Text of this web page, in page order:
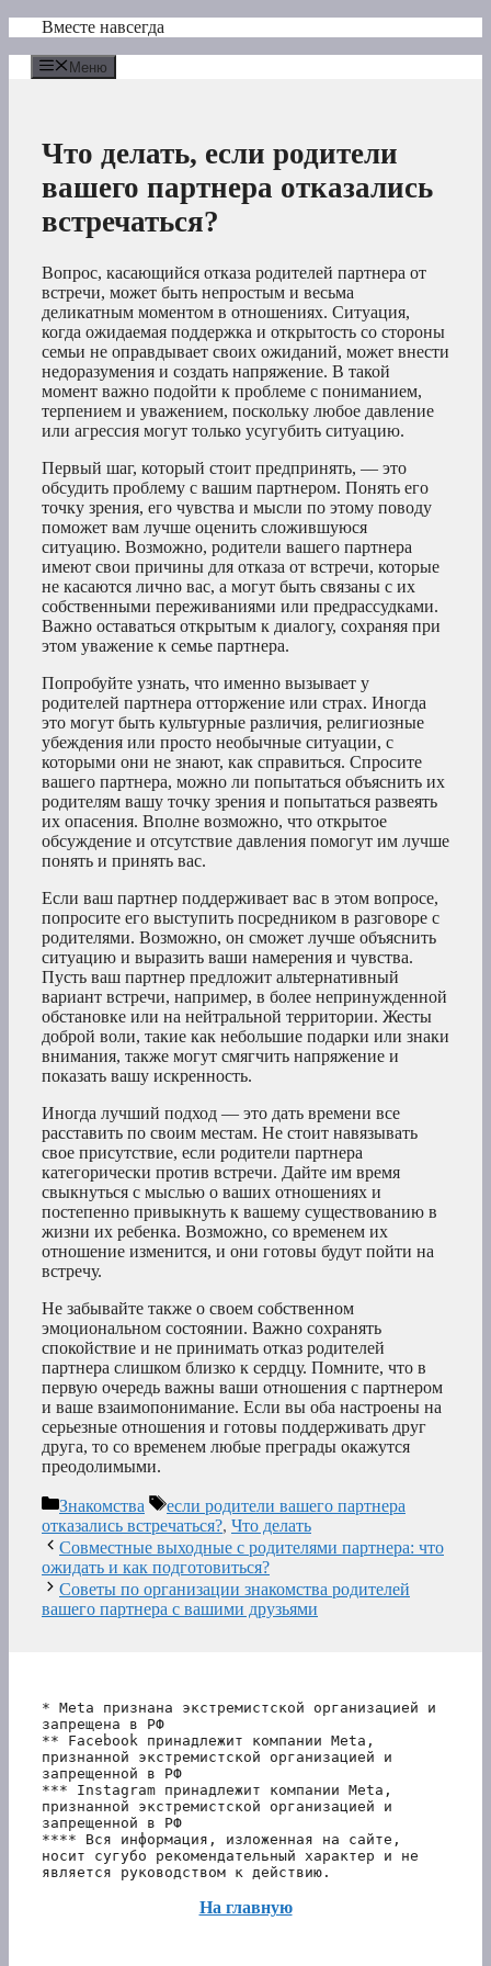
Перейти
содержимому
Вместе навсегда
Меню
Что делать, если родители
вашего партнера отказались
встречаться?
Вопрос, касающийся отказа родителей партнера от
встречи, может быть непростым и весьма
деликатным моментом в отношениях. Ситуация,
когда ожидаемая поддержка и открытость со стороны
семьи не оправдывает своих ожиданий, может внести
недоразумения и создать напряжение. В такой
момент важно подойти к проблеме с пониманием,
терпением и уважением, поскольку любое давление
или агрессия могут только усугубить ситуацию.
Первый шаг, который стоит предпринять, — это
обсудить проблему с вашим партнером. Понять его
точку зрения, его чувства и мысли по этому поводу
поможет вам лучше оценить сложившуюся
ситуацию. Возможно, родители вашего партнера
имеют свои причины для отказа от встречи, которые
не касаются лично вас, а могут быть связаны с их
собственными переживаниями или предрассудками.
Важно оставаться открытым к диалогу, сохраняя при
этом уважение к семье партнера.
Попробуйте узнать, что именно вызывает у
родителей партнера отторжение или страх. Иногда
это могут быть культурные различия, религиозные
убеждения или просто необычные ситуации, с
которыми они не знают, как справиться. Спросите
вашего партнера, можно ли попытаться объяснить их
родителям вашу точку зрения и попытаться развеять
их опасения. Вполне возможно, что открытое
обсуждение и отсутствие давления помогут им лучше
понять и принять вас.
Если ваш партнер поддерживает вас в этом вопросе,
попросите его выступить посредником в разговоре с
родителями. Возможно, он сможет лучше объяснить
ситуацию и выразить ваши намерения и чувства.
Пусть ваш партнер предложит альтернативный
вариант встречи, например, в более непринужденной
обстановке или на нейтральной территории. Жесты
доброй воли, такие как небольшие подарки или знаки
внимания, также могут смягчить напряжение и
показать вашу искренность.
Иногда лучший подход — это дать времени все
расставить по своим местам. Не стоит навязывать
свое присутствие, если родители партнера
категорически против встречи. Дайте им время
свыкнуться с мыслью о ваших отношениях и
постепенно привыкнуть к вашему существованию в
жизни их ребенка. Возможно, со временем их
отношение изменится, и они готовы будут пойти на
встречу.
Не забывайте также о своем собственном
эмоциональном состоянии. Важно сохранять
спокойствие и не принимать отказ родителей
партнера слишком близко к сердцу. Помните, что в
первую очередь важны ваши отношения с партнером
и ваше взаимопонимание. Если вы оба настроены на
серьезные отношения и готовы поддерживать друг
друга, то со временем любые преграды окажутся
преодолимыми.
Рубрики
Знакомства Метки
если родители вашего партнера
отказались встречаться?, Что делать
Совместные выходные с родителями партнера: что
ожидать и как подготовиться?
Советы по организации знакомства родителей
вашего партнера с вашими друзьями
* Meta признана экстремистской организацией и
запрещена в РФ
** Facebook принадлежит компании Meta,
признанной экстремистской организацией и
запрещенной в РФ
*** Instagram принадлежит компании Meta,
признанной экстремистской организацией и
запрещенной в РФ
**** Вся информация, изложенная на сайте,
носит сугубо рекомендательный характер и не
является руководством к действию.
На главную